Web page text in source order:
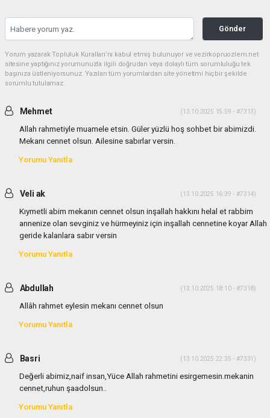
Gönder
Yorum yazarak Topluluk Kuralları’nı kabul etmiş bulunuyor ve vezirkopruozlem.net
sitesine yaptığınız yorumunuzla ilgili doğrudan veya dolaylı tüm sorumluluğu tek
başınıza üstleniyorsunuz. Yazılan tüm yorumlardan site yönetimi hiçbir şekilde
sorumlu tutulamaz.
Mehmet (13.10.2025 15:59 - #7313)
Allah rahmetiyle muamele etsin. Güler yüzlü hoş sohbet bir abimizdi.
Mekanı cennet olsun. Ailesine sabırlar versin.
Yorumu Yanıtla
Veli ak (13.10.2025 16:39 - #7314)
Kıymetli abim mekanın cennet olsun inşallah hakkını helal et rabbim
annenize olan sevginiz ve hürmeyiniz için inşallah cennetine koyar Allah
geride kalanlara sabır versin
Yorumu Yanıtla
Abdullah (13.10.2025 18:10 - #7318)
Allâh rahmet eylesin mekanı cennet olsun
Yorumu Yanıtla
Basri (13.10.2025 22:35 - #7331)
Değerli abimiz,naif insan,Yüce Allah rahmetini esirgemesin.mekanin
cennet,ruhun şaadolsun..
Yorumu Yanıtla